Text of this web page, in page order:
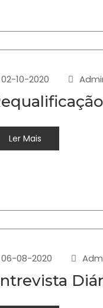
02-10-2020
Ler Mais
06-08-2020